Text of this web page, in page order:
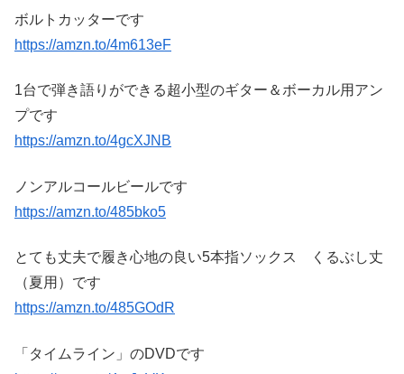
ボルトカッターです
https://amzn.to/4m613eF
1台で弾き語りができる超小型のギター＆ボーカル用アン
プです
https://amzn.to/4gcXJNB
ノンアルコールビールです
https://amzn.to/485bko5
とても丈夫で履き心地の良い5本指ソックス くるぶし丈
（夏用）です
https://amzn.to/485GOdR
「タイムライン」のDVDです